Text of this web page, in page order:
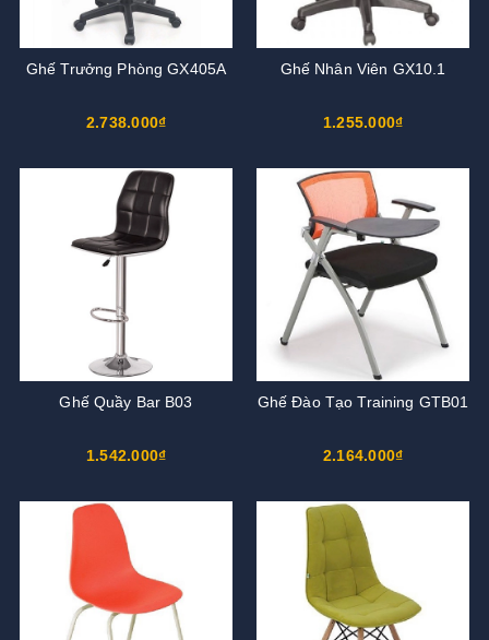
Ghế Trưởng Phòng GX405A
2.738.000₫
Ghế Nhân Viên GX10.1
1.255.000₫
Ghế Quầy Bar B03
1.542.000₫
Ghế Đào Tạo Training GTB01
2.164.000₫